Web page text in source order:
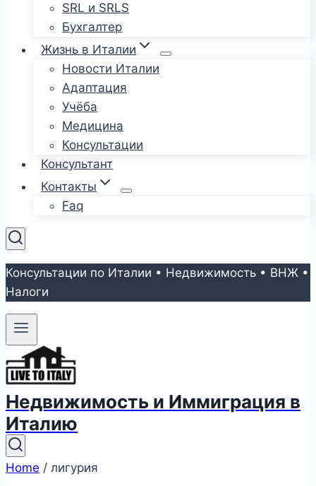
SRL и SRLS
Бухгалтер
Жизнь в Италии
Новости Италии
Адаптация
Учёба
Медицина
Консультации
Консультант
Контакты
Faq
Консультации по Италии • Недвижимость • ВНЖ •
Налоги
Недвижимость и Иммиграция в
Италию
Home / лигурия